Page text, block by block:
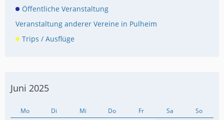
Öffentliche Veranstaltung
Veranstaltung anderer Vereine in Pulheim
Trips / Ausflüge
Juni 2025
Mo Di Mi Do Fr Sa So